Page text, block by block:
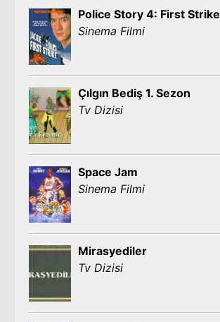
Police Story 4: First Strike
Sinema Filmi
Çılgın Bediş 1. Sezon
Tv Dizisi
Space Jam
Sinema Filmi
Mirasyediler
Tv Dizisi